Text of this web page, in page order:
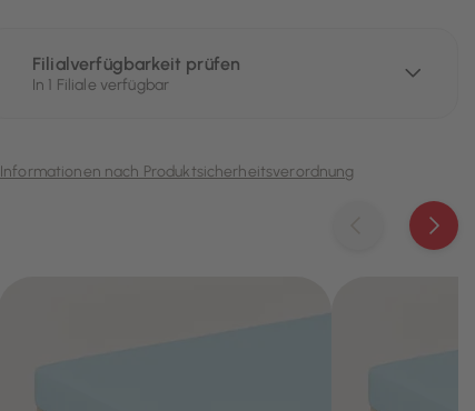
Filialverfügbarkeit prüfen
In 1 Filiale verfügbar
Informationen nach Produktsicherheitsverordnung